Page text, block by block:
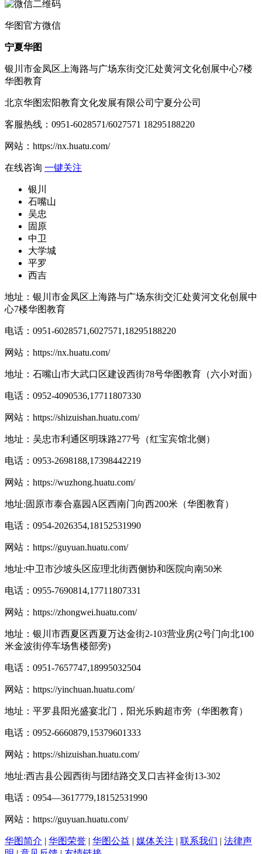
华图官方微信
宁夏华图
银川市金凤区上海路与广场东街交汇处黄河文化创展中心7楼
华图教育
北京华图宏阳教育文化发展有限公司宁夏分公司
客服热线： 0951-6028571/6027571 18295188220
网站： https://nx.huatu.com/
在线咨询 一键关注
银川
石嘴山
吴忠
固原
中卫
大学城
平罗
西吉
地址：银川市金凤区上海路与广场东街交汇处黄河文化创展中
心7楼华图教育
电话：0951-6028571,6027571,18295188220
网站： https://nx.huatu.com/
地址：石嘴山市大武口区建设西街78号华图教育（六小对面）
电话：0952-4090536,17711807330
网站： https://shizuishan.huatu.com/
地址：吴忠市利通区明珠路277号（红宝宾馆北侧）
电话：0953-2698188,17398442219
网站： https://wuzhong.huatu.com/
地址:固原市泰合嘉园A区西南门向西200米（华图教育）
电话：0954-2026354,18152531990
网站： https://guyuan.huatu.com/
地址:中卫市沙坡头区应理北街西侧协和医院向南50米
电话：0955-7690814,17711807331
网站： https://zhongwei.huatu.com/
地址：银川市西夏区西夏万达金街2-103营业房(2号门向北100
米金波街停车场售楼部旁)
电话：0951-7657747,18995032504
网站： https://yinchuan.huatu.com/
地址：平罗县阳光盛宴北门，阳光乐购超市旁（华图教育）
电话：0952-6660879,15379601333
网站： https://shizuishan.huatu.com/
地址:西吉县公园西街与团结路交叉口吉祥金街13-302
电话：0954―3617779,18152531990
网站： https://guyuan.huatu.com/
华图简介 | 华图荣誉 | 华图公益 | 媒体关注 | 联系我们 | 法律声